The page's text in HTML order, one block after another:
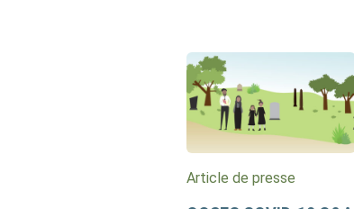
Article de presse